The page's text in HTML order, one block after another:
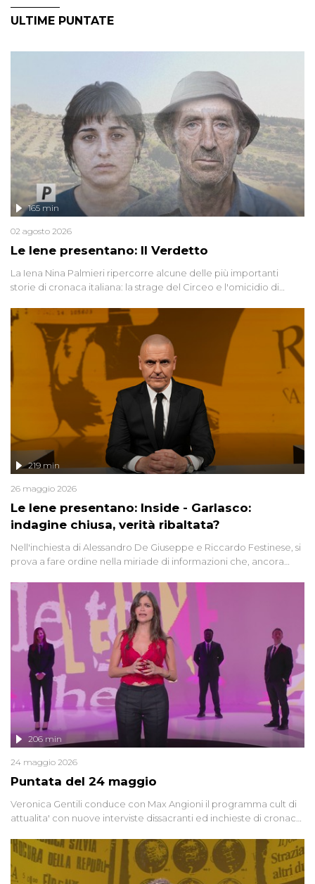
ULTIME PUNTATE
Le Iene presentano: Il Verdetto
165 min
02 agosto 2026
La Iena Nina Palmieri ripercorre alcune delle più importanti
storie di cronaca italiana: la strage del Circeo e l'omicidio di
Le Iene presentano: Inside - Garlasco:
indagine chiusa, verità ribaltata?
219 min
26 maggio 2026
Nell'inchiesta di Alessandro De Giuseppe e Riccardo Festinese, si
prova a fare ordine nella miriade di informazioni che, ancora
giudiziarie più discusse degli ultimi anni. Lo speciale ricostruisce la
vicenda mettendo in fila testimonianze, errori, dettagli
controversi e i protagonisti di un'indagine che sembra non avere
fine.
Puntata del 24 maggio
206 min
24 maggio 2026
Veronica Gentili conduce con Max Angioni il programma cult di
attualita' con nuove interviste dissacranti ed inchieste di cronaca